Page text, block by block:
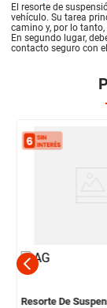
El resorte de
vehículo. Su tarea
camino y, por lo
En segundo lugar,
contacto seguro con
Resorte De